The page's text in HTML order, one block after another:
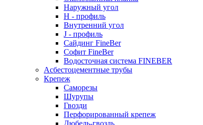
Наружный угол
H - профиль
Внутренний угол
J - профиль
Сайдинг FineBer
Софит FineBer
Водосточная система FINEBER
Асбестоцементные трубы
Крепеж
Саморезы
Шурупы
Гвозди
Перфорированный крепеж
Дюбель-гвоздь